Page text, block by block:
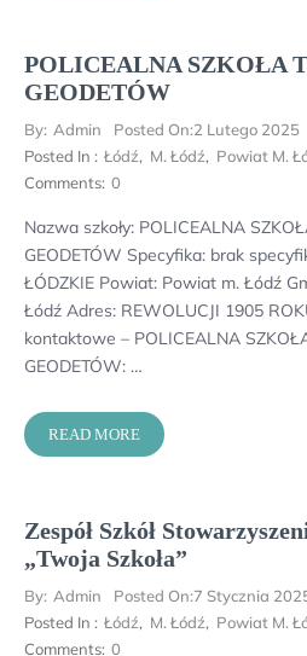
POLICEALNA SZKOŁA
GEODETÓW
By: Admin Posted On:2 Lutego 2025
Posted In : Łódź, M. Łódź, Powiat M.
Comments: 0
Nazwa szkoły: POLICEALNA
GEODETÓW Specyfika: brak
ŁÓDZKIE Powiat: Powiat m. Łódź
Łódź Adres: REWOLUCJI 1905
kontaktowe – POLICEALNA
GEODETÓW: …
READ MORE
Zespół Szkół
„Twoja Szkoła”
By: Admin Posted On:7 Stycznia
Posted In : Łódź, M. Łódź, Powiat M.
Comments: 0